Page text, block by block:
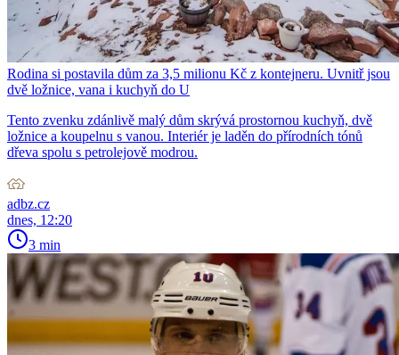
Rodina si postavila dům za 3,5 milionu Kč z kontejneru. Uvnitř jsou
dvě ložnice, vana i kuchyň do U
Tento zvenku zdánlivě malý dům skrývá prostornou kuchyň, dvě
ložnice a koupelnu s vanou. Interiér je laděn do přírodních tónů
dřeva spolu s petrolejově modrou.
adbz.cz
dnes, 12:20
3 min